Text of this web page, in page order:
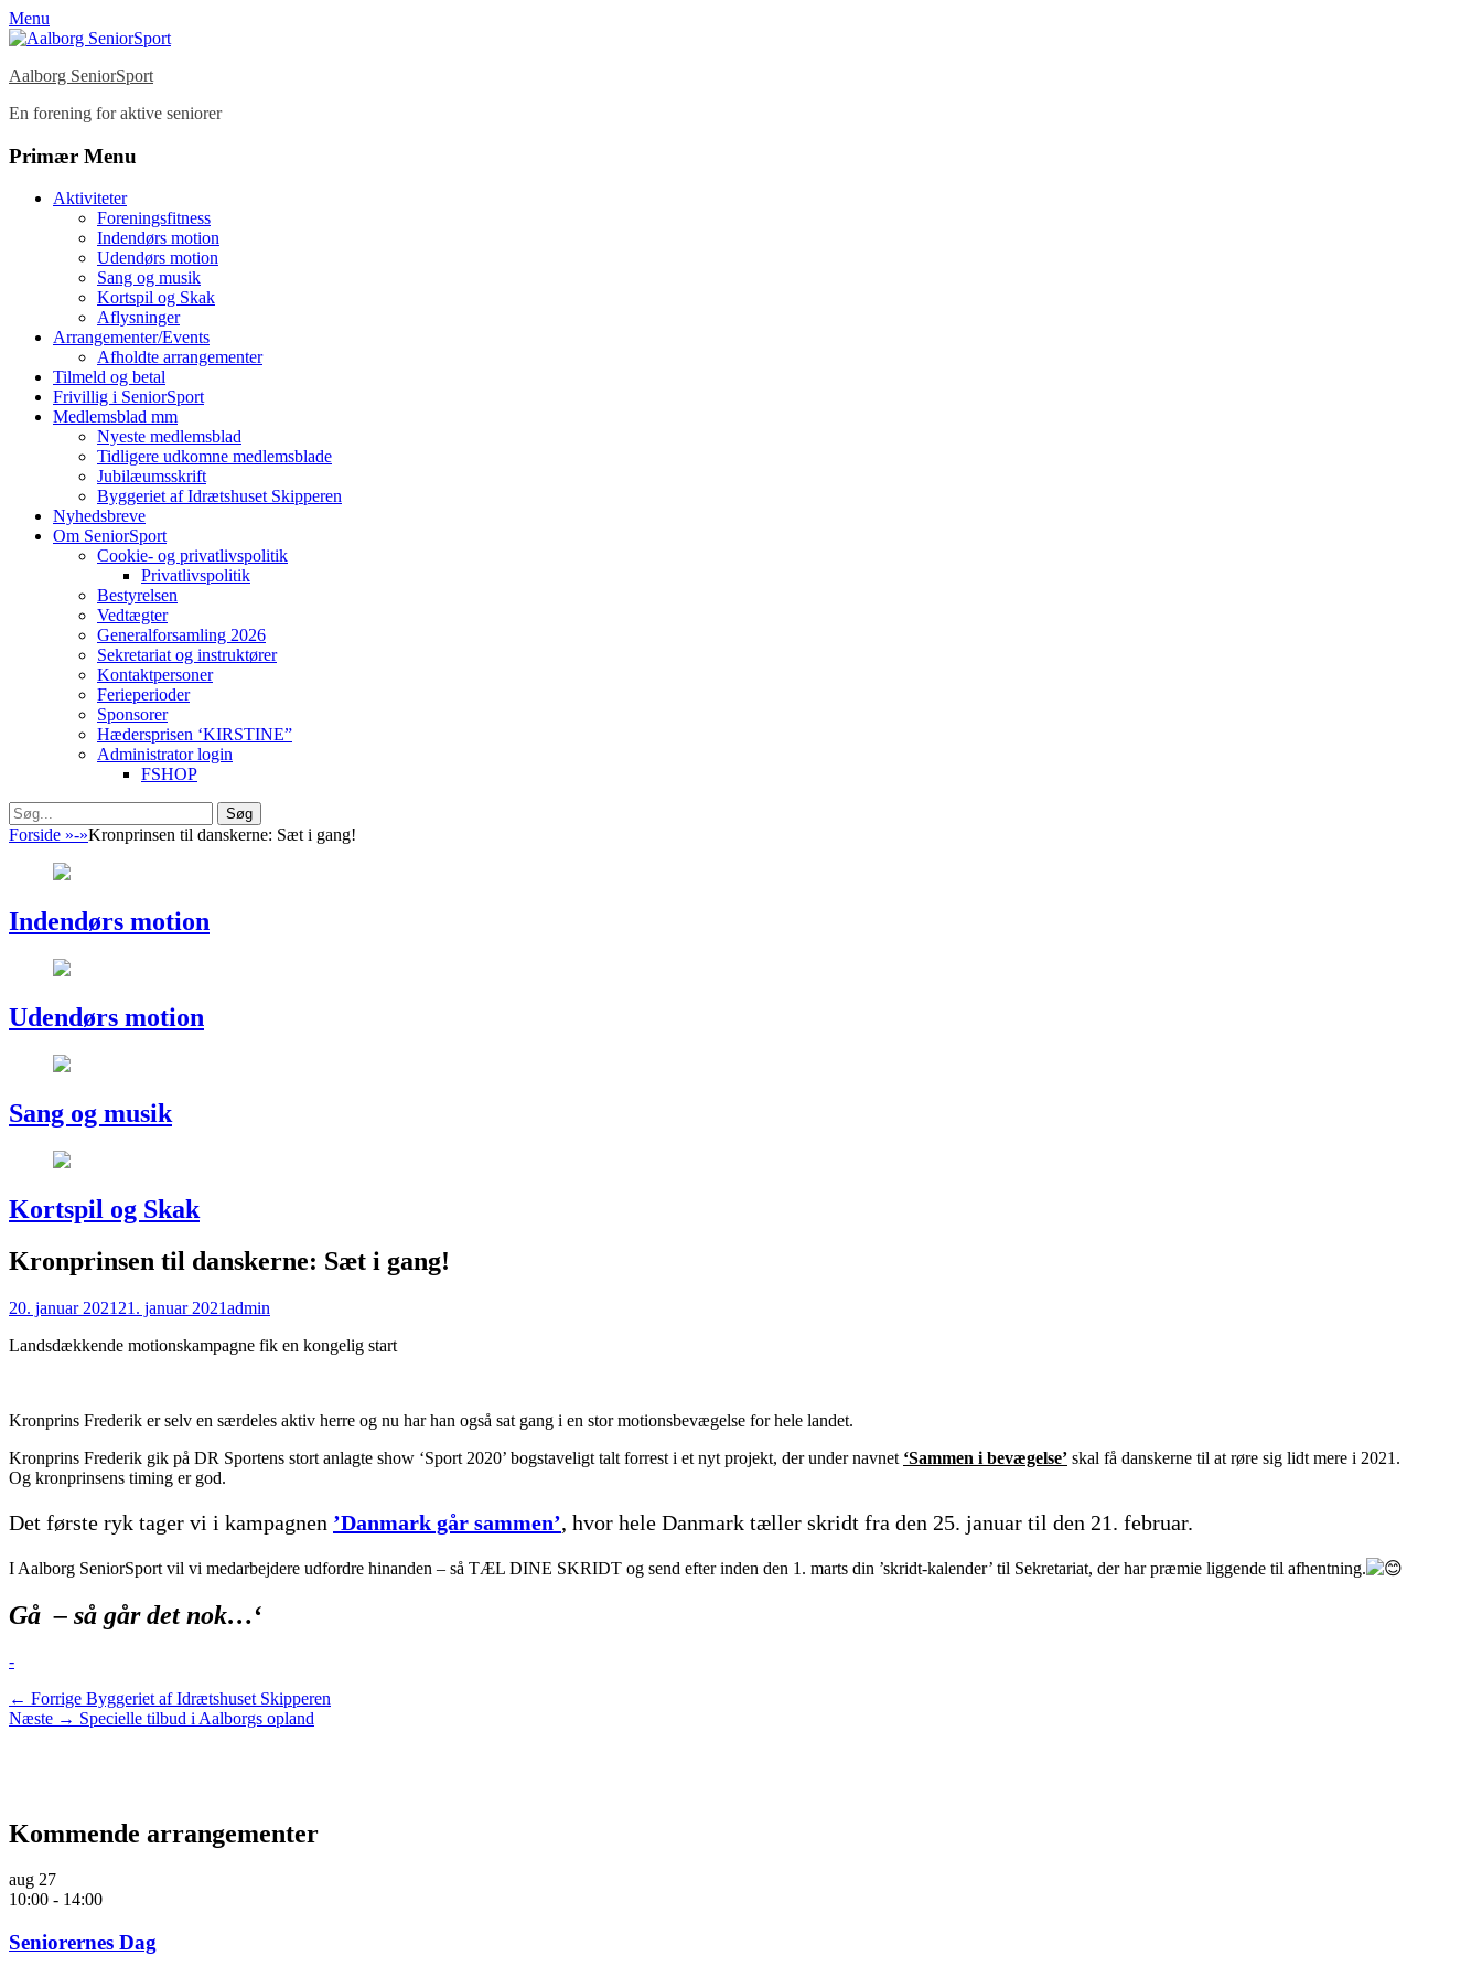
Menu
Aalborg SeniorSport
En forening for aktive seniorer
Facebook
Instagram
Primær Menu
Spring Aktiviteter
Foreningsfitness
Indendørs motion
Udendørs motion
Sang og musik
Kortspil og Skak
Aflysninger
Arrangementer/Events
Afholdte arrangementer
Tilmeld og betal
Frivillig i SeniorSport
Medlemsblad mm
Nyeste medlemsblad
Tidligere udkomne medlemsblade
Jubilæumsskrift
Byggeriet af Idrætshuset Skipperen
Nyhedsbreve
Om SeniorSport
Cookie- og privatlivspolitik
Privatlivspolitik
Bestyrelsen
Vedtægter
Generalforsamling 2026
Sekretariat og instruktører
Kontaktpersoner
Ferieperioder
Sponsorer
Hædersprisen ‘KIRSTINE”
Administrator login
FSHOP
Søg
Søg
efter:
Forside »-»Kronprinsen til danskerne: Sæt i gang!
Indendørs motion
Udendørs motion
Sang og musik
Kortspil og Skak
Kronprinsen til danskerne: Sæt i gang!
Udgivet
20. januar 2021 21. januar 2021Forfatter
admin
Landsdækkende motionskampagne fik en kongelig start
Kronprins Frederik er selv en særdeles aktiv herre og nu har han også sat gang i en stor motionsbevægelse for hele landet.
Kronprins Frederik gik på DR Sportens stort anlagte show ‘Sport 2020’ bogstaveligt talt forrest i et nyt projekt, der under navnet ‘Sammen i bevægelse’ skal få danskerne til at røre sig lidt mere i 2021.
Og kronprinsens timing er god.
Det første ryk tager vi i kampagnen ’Danmark går sammen’, hvor hele Danmark tæller skridt fra den 25. januar til den 21. februar.
I Aalborg SeniorSport vil vi medarbejdere udfordre hinanden – så TÆL DINE SKRIDT og send efter inden den 1. marts din ’skridt-kalender’ til Sekretariat, der har præmie liggende til afhentning.
Gå – så går det nok…‘
kategorier
-
Indlægsnavigation
← Forrige Forrige
indlæg:
Byggeriet af Idrætshuset Skipperen
Næste → Næste
Specielle tilbud i Aalborgs opland
Kommende arrangementer
aug 27
10:00 - 14:00
Seniorernes Dag